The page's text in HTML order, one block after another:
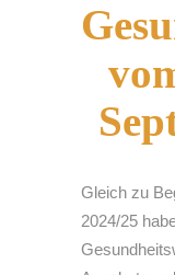
Gleich zu
2024/25